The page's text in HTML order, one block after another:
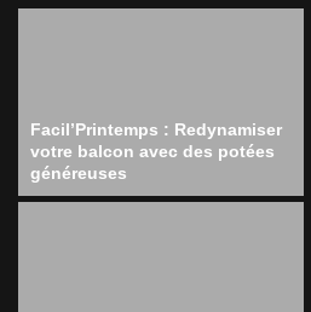
Facil’Printemps : Redynamiser
votre balcon avec des potées
généreuses